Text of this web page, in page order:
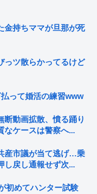
金持ちママが旦那が死
っツ散らかってるけど
って婚活の練習www
断動画拡散、憤る踊り
ケースは警察へ...
産市議が当て逃げ…乗
し戻し通報せず次...
初めてハンター試験